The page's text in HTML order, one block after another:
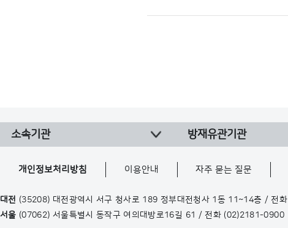
소속기관 방재유관기관
개인정보처리방침 이용안내 자주 묻는 질문
대전 (35208) 대전광역시 서구 청사로 189 정부대전청사 1동 11~14층 / 전화
서울 (07062) 서울특별시 동작구 여의대방로16길 61 / 전화 (02)2181-0900